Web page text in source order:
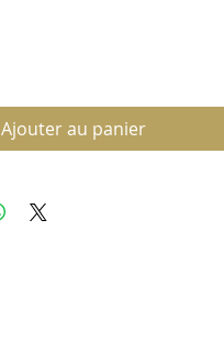
Ajouter au panier